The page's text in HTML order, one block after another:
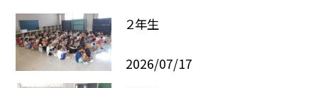
２年生
2026/07/17